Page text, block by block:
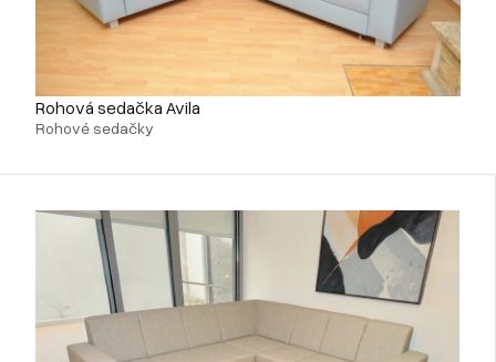
Rohová sedačka Avila
Rohové sedačky